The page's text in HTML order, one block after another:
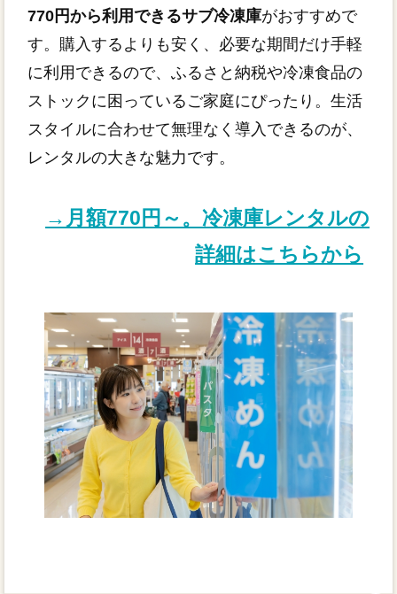
770円から利用できるサブ冷凍庫がおすすめで
す。購入するよりも安く、必要な期間だけ手軽
に利用できるので、ふるさと納税や冷凍食品の
ストックに困っているご家庭にぴったり。生活
スタイルに合わせて無理なく導入できるのが、
レンタルの大きな魅力です。
→月額770円～。冷凍庫レンタルの
詳細はこちらから